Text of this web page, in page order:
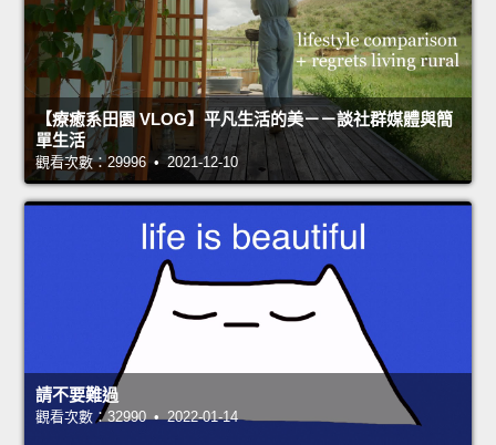
【療癒系田園 VLOG】平凡生活的美－－談社群媒體與簡
單生活
觀看次數：29996 • 2021-12-10
請不要難過
觀看次數：32990 • 2022-01-14